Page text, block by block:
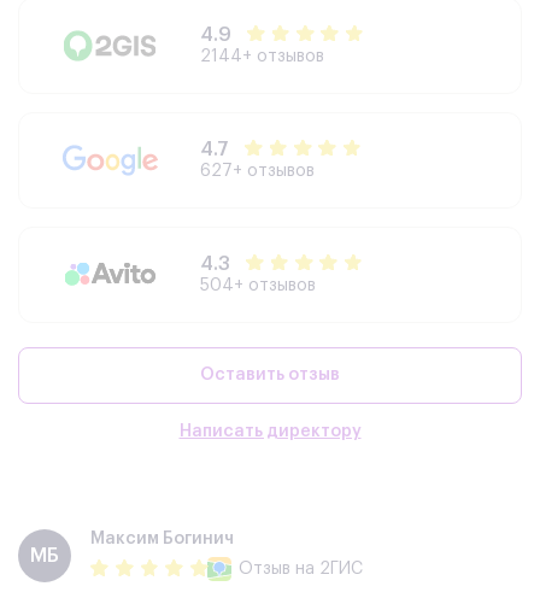
4.9
2144+ отзывов
4.7
627+ отзывов
4.3
504+ отзывов
Оставить отзыв
Написать директору
МБ
Максим Богинич
Отзыв на 2ГИС